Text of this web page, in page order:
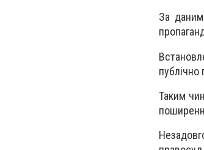
За
публічно
Таким